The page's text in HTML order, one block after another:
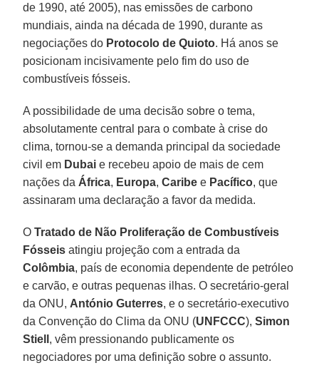
de 1990, até 2005), nas emissões de carbono
mundiais, ainda na década de 1990, durante as
negociações do Protocolo de Quioto. Há anos se
posicionam incisivamente pelo fim do uso de
combustíveis fósseis.
A possibilidade de uma decisão sobre o tema,
absolutamente central para o combate à crise do
clima, tornou-se a demanda principal da sociedade
civil em Dubai e recebeu apoio de mais de cem
nações da África, Europa,Caribe e Pacífico, que
assinaram uma declaração a favor da medida.
OTratado de Não Proliferação de Combustíveis
Fósseis atingiu projeção com a entrada da
Colômbia, país de economia dependente de petróleo
e carvão, e outras pequenas ilhas. O secretário-geral
da ONU, António Guterres, e o secretário-executivo
da Convenção do Clima da ONU (UNFCCC),Simon
Stiell , vêm pressionando publicamente os
negociadores por uma definição sobre o assunto.